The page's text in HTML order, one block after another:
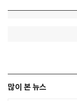
많이 본 뉴스